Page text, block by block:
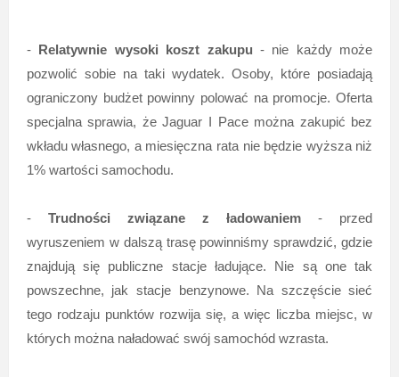
- Relatywnie wysoki koszt zakupu - nie każdy może
pozwolić sobie na taki wydatek. Osoby, które posiadają
ograniczony budżet powinny polować na promocje. Oferta
specjalna sprawia, że Jaguar I Pace można zakupić bez
wkładu własnego, a miesięczna rata nie będzie wyższa niż
1% wartości samochodu.
- Trudności związane z ładowaniem - przed
wyruszeniem w dalszą trasę powinniśmy sprawdzić, gdzie
znajdują się publiczne stacje ładujące. Nie są one tak
powszechne, jak stacje benzynowe. Na szczęście sieć
tego rodzaju punktów rozwija się, a więc liczba miejsc, w
których można naładować swój samochód wzrasta.